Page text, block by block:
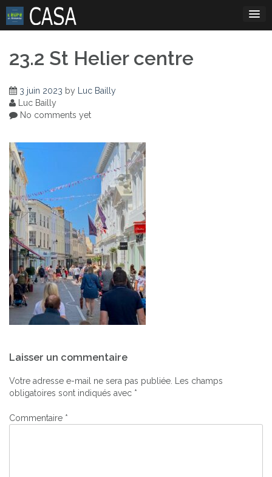
Skip
content
23.2 St Helier centre
3 juin 2023 by Luc Bailly
Luc Bailly
No comments yet
de
l’article
Laisser un commentaire
Votre adresse e-mail ne sera pas publiée. Les champs
obligatoires sont indiqués avec *
Commentaire *